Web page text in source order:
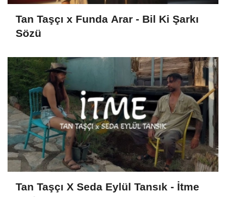
Tan Taşçı x Funda Arar - Bil Ki Şarkı
Sözü
Tan Taşçı X Seda Eylül Tansık - İtme